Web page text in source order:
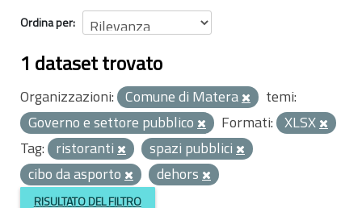
Ordina per
1 dataset trovato
Organizzazioni: Comune di Matera
temi:
Governo e settore pubblico
Formati: XLSX
Tag: ristoranti
spazi pubblici
cibo da asporto
dehors
RISULTATO DEL FILTRO